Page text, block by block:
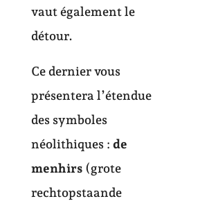
vaut également le
détour.
Ce dernier vous
présentera l’étendue
des symboles
néolithiques : de
menhirs(grote
rechtopstaande